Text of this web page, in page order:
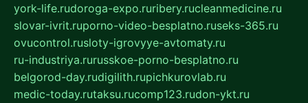
york-life.rudoroga-expo.ruribery.rucleanmedicine.ru
slovar-ivrit.ruporno-video-besplatno.ruseks-365.ru
ovucontrol.rusloty-igrovyye-avtomaty.ru
ru-industriya.rurusskoe-porno-besplatno.ru
belgorod-day.rudigilith.rupichkurovlab.ru
medic-today.rutaksu.rucomp123.rudon-ykt.ru